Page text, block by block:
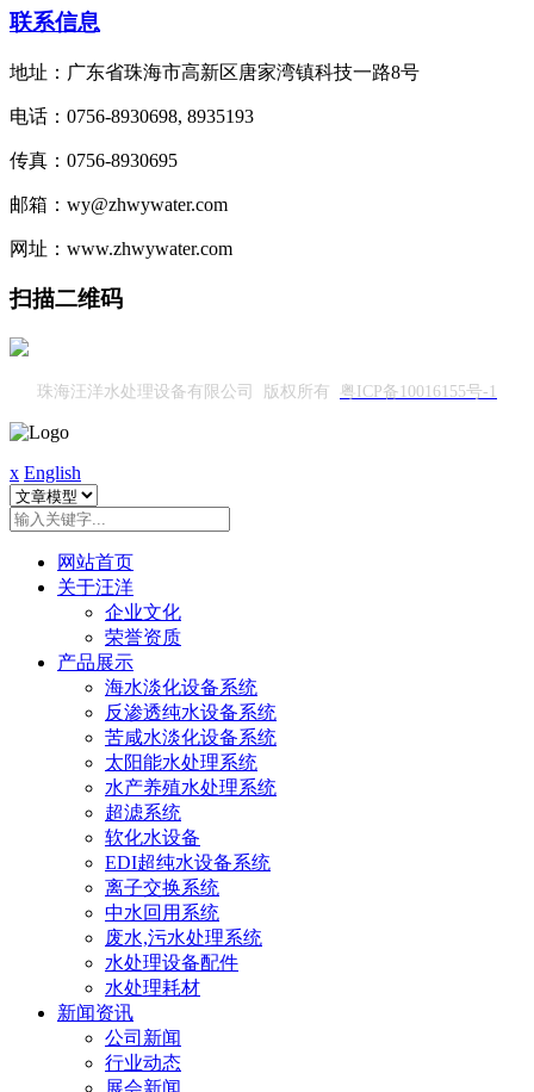
联系信息
地址：广东省珠海市高新区唐家湾镇科技一路8号
电话：0756-8930698, 8935193
传真：0756-8930695
邮箱：wy@zhwywater.com
网址：www.zhwywater.com
扫描二维码
珠海汪洋水处理设备有限公司 版权所有 粤ICP备10016155号-1
x English
网站首页
关于汪洋
企业文化
荣誉资质
产品展示
海水淡化设备系统
反渗透纯水设备系统
苦咸水淡化设备系统
太阳能水处理系统
水产养殖水处理系统
超滤系统
软化水设备
EDI超纯水设备系统
离子交换系统
中水回用系统
废水,污水处理系统
水处理设备配件
水处理耗材
新闻资讯
公司新闻
行业动态
展会新闻